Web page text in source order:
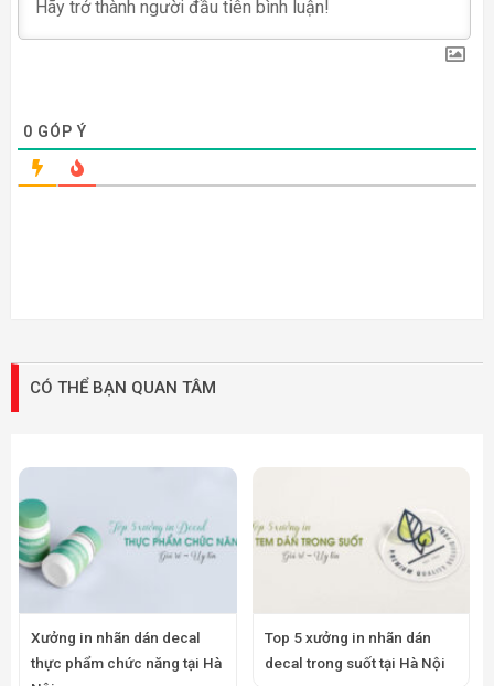
0 GÓP Ý
CÓ THỂ BẠN QUAN TÂM
Xưởng in nhãn dán decal
thực phẩm chức năng tại Hà
Top 5 xưởng in nhãn dán
decal trong suốt tại Hà Nội